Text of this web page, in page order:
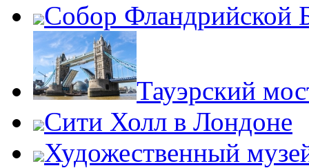
Собор Фландрийской
Тауэрский
Сити Холл в Лондоне
Художественный